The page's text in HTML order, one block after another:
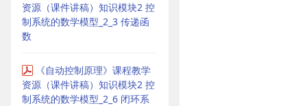
资源（课件讲稿）知识模块2 控
制系统的数学模型_2_3 传递函
数
《自动控制原理》课程教学
资源（课件讲稿）知识模块2 控
制系统的数学模型_2_6 闭环系